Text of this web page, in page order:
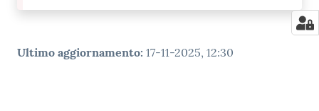
Ultimo aggiornamento: 17-11-2025, 12:30